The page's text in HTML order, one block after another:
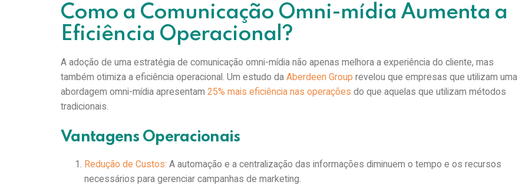
Como a Comunicação Omni-mídia Aumenta a
Eficiência Operacional?
A adoção de uma estratégia de comunicação omni-mídia não apenas melhora a experiência do cliente, mas
também otimiza a eficiência operacional. Um estudo daAberdeen Group revelou que empresas que utilizam uma
abordagem omni-mídia apresentam25% mais eficiência nas operações do que aquelas que utilizam métodos
tradicionais.
Vantagens Operacionais
Redução de Custos: A automação e a centralização das informações diminuem o tempo e os recursos
necessários para gerenciar campanhas de marketing.